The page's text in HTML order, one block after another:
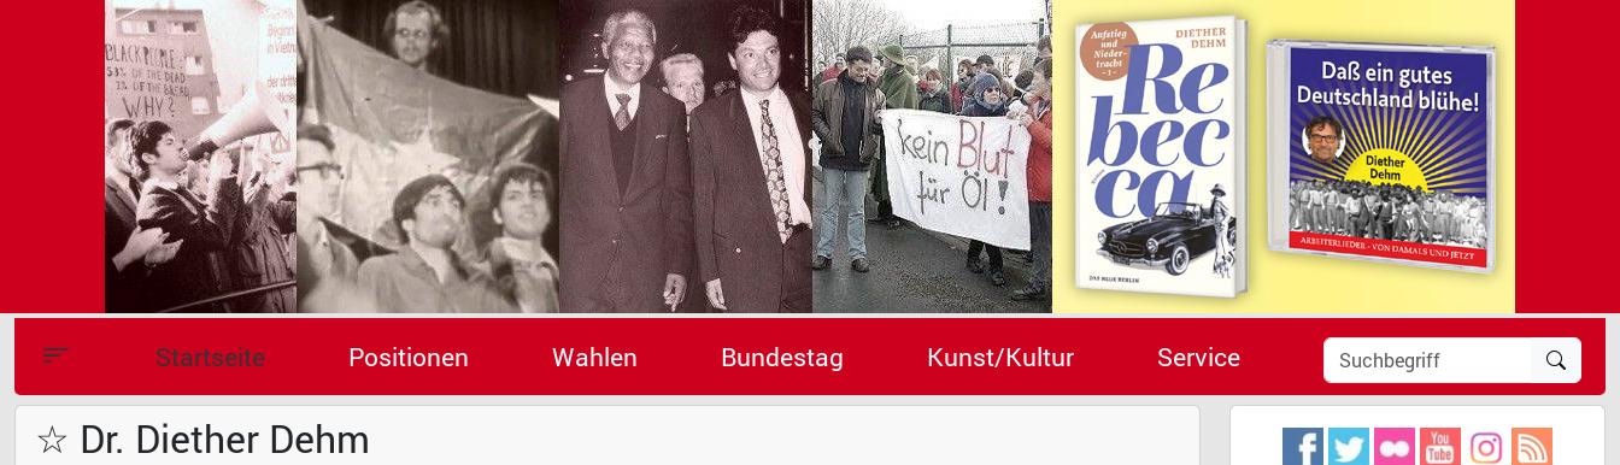
Startseite Positionen Wahlen Bundestag Kunst/Kultur Service
☆ Dr. Diether Dehm